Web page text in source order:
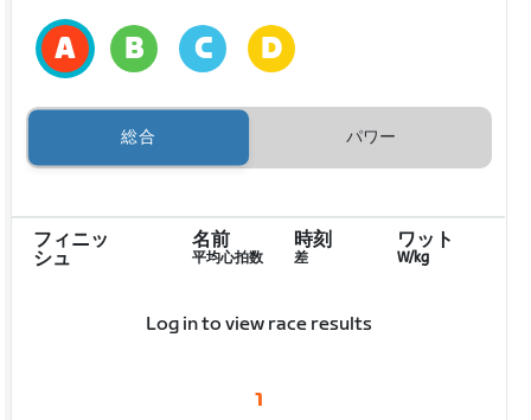
総合 パワー
フィニッ
シュ
名前
平均心拍数
時刻
差
ワット
W/kg
Log in to view race results
1